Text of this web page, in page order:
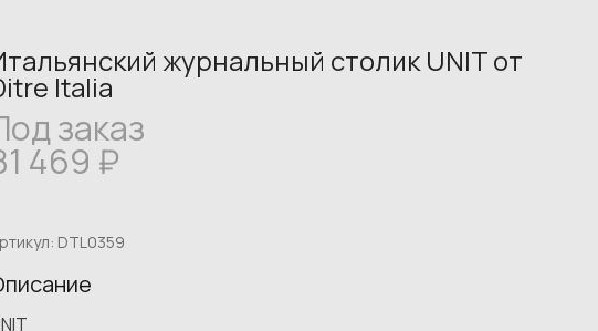
журнальный столик UNIT от
Italia
заказ
469 ₽
DTL0359